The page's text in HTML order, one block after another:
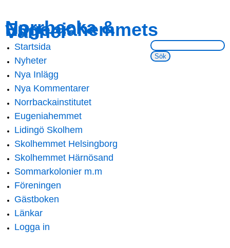
main
content
navigation
Norrbacka &
Eugeniahemmets
Vänner
Sök på webbsidan:
Main menu
Startsida
Nyheter
Nya Inlägg
Nya Kommentarer
Norrbackainstitutet
Eugeniahemmet
Lidingö Skolhem
Skolhemmet Helsingborg
Skolhemmet Härnösand
Sommarkolonier m.m
Föreningen
Gästboken
Länkar
Logga in